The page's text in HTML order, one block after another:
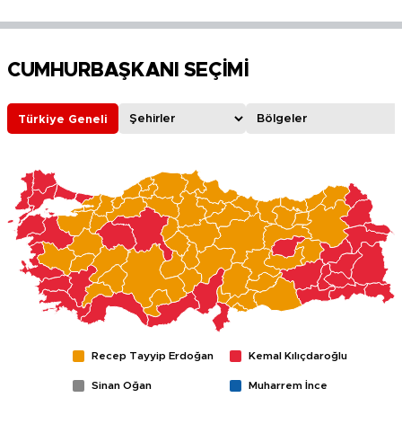
CUMHURBAŞKANI SEÇİMİ
Türkiye Geneli
Recep Tayyip Erdoğan Kemal Kılıçdaroğlu
Sinan Oğan Muharrem İnce